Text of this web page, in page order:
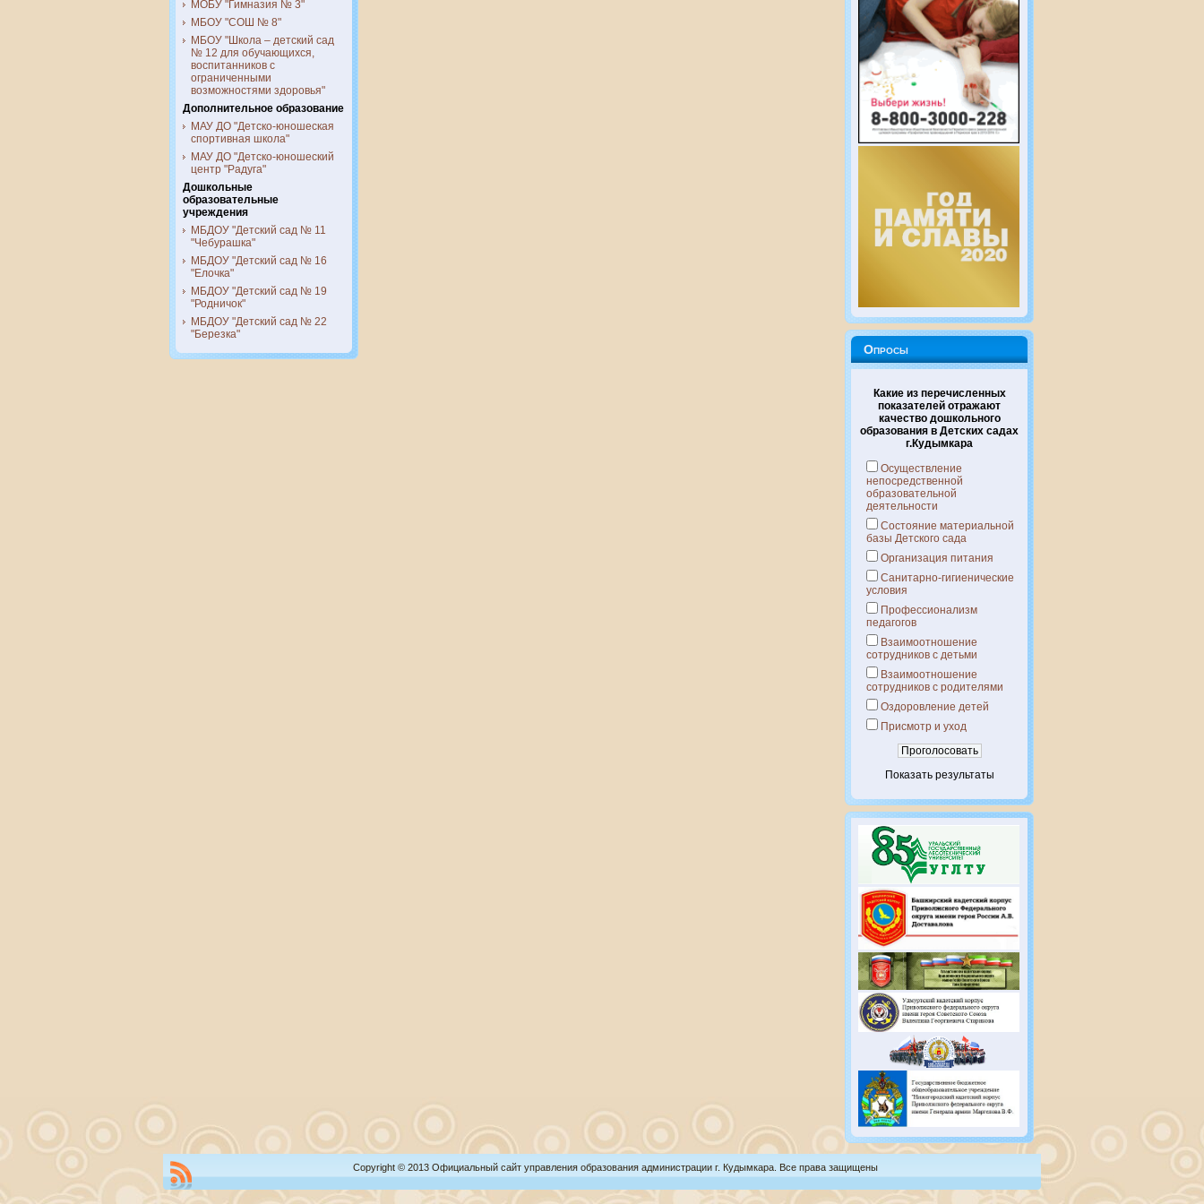
МОБУ "Гимназия № 3"
МБОУ "СОШ № 8"
МБОУ "Школа – детский сад
№ 12 для обучающихся,
воспитанников с
ограниченными
возможностями здоровья"
Дополнительное образование
МАУ ДО "Детско-юношеская
спортивная школа"
МАУ ДО "Детско-юношеский
центр "Радуга"
Дошкольные
образовательные
учреждения
МБДОУ "Детский сад № 11
"Чебурашка"
МБДОУ "Детский сад № 16
"Елочка"
МБДОУ "Детский сад № 19
"Родничок"
МБДОУ "Детский сад № 22
"Березка"
Опросы
Какие из перечисленных
показателей отражают
качество дошкольного
образования в Детских садах
г.Кудымкара
Осуществление
непосредственной
образовательной
деятельности
Состояние материальной
базы Детского сада
Организация питания
Санитарно-гигиенические
условия
Профессионализм
педагогов
Взаимоотношение
сотрудников с детьми
Взаимоотношение
сотрудников с родителями
Оздоровление детей
Присмотр и уход
Показать результаты
Copyright © 2013 Официальный сайт управления образования администрации г. Кудымкара. Все права защищены